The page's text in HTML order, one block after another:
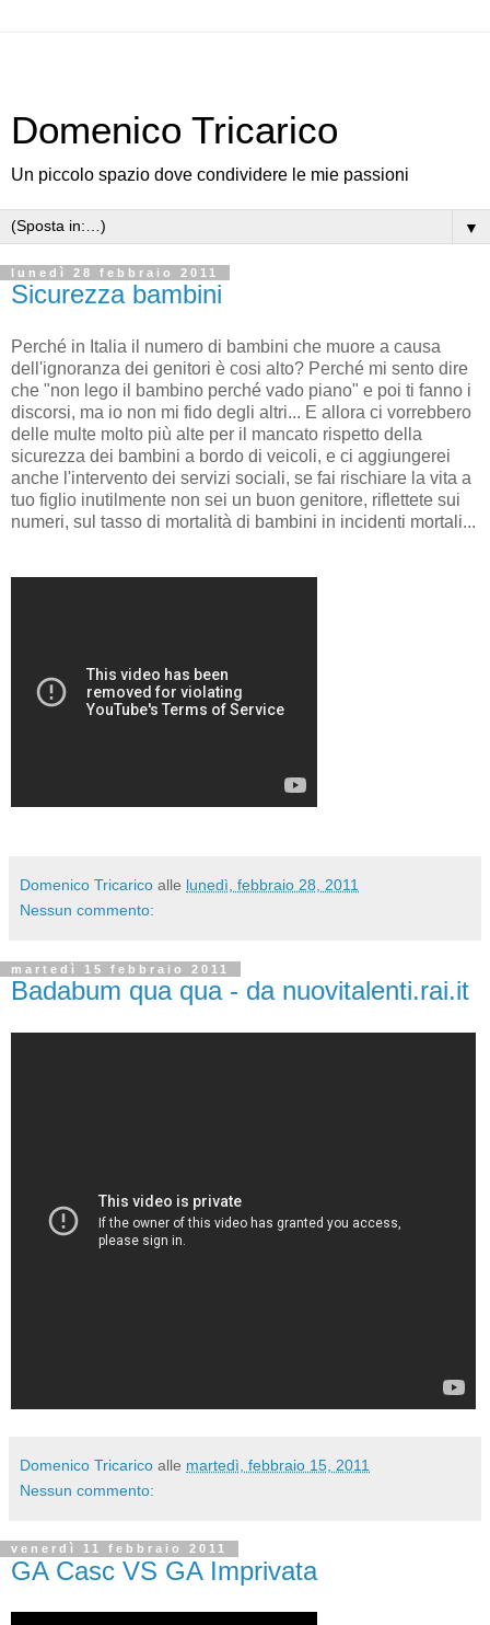
Domenico Tricarico
Un piccolo spazio dove condividere le mie passioni
▼
lunedì 28 febbraio 2011
Sicurezza bambini
Perché in Italia il numero di bambini che muore a causa
dell'ignoranza dei genitori è cosi alto? Perché mi sento dire
che "non lego il bambino perché vado piano" e poi ti fanno i
discorsi, ma io non mi fido degli altri... E allora ci vorrebbero
delle multe molto più alte per il mancato rispetto della
sicurezza dei bambini a bordo di veicoli, e ci aggiungerei
anche l'intervento dei servizi sociali, se fai rischiare la vita a
tuo figlio inutilmente non sei un buon genitore, riflettete sui
numeri, sul tasso di mortalità di bambini in incidenti mortali...
Domenico Tricarico alle lunedì, febbraio 28, 2011
Nessun commento:
martedì 15 febbraio 2011
Badabum qua qua - da nuovitalenti.rai.it
Domenico Tricarico alle martedì, febbraio 15, 2011
Nessun commento:
venerdì 11 febbraio 2011
GA Casc VS GA Imprivata